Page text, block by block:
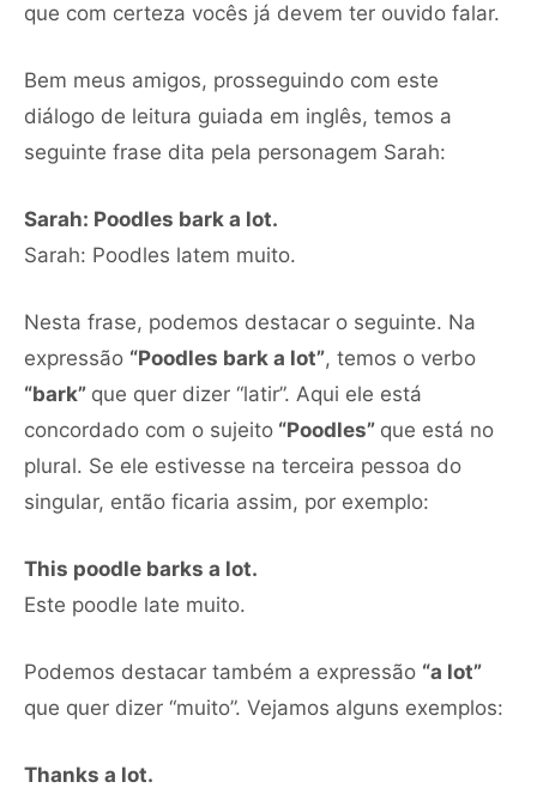
que com certeza vocês já devem ter ouvido falar.
Bem meus amigos, prosseguindo com este
diálogo de leitura guiada em inglês, temos a
seguinte frase dita pela personagem Sarah:
Sarah: Poodles bark a lot.
Sarah: Poodles latem muito.
Nesta frase, podemos destacar o seguinte. Na
expressão “Poodles bark a lot”, temos o verbo
“bark” que quer dizer “latir”. Aqui ele está
concordado com o sujeito “Poodles” que está no
plural. Se ele estivesse na terceira pessoa do
singular, então ficaria assim, por exemplo:
This poodle barks a lot.
Este poodle late muito.
Podemos destacar também a expressão “a lot”
que quer dizer “muito”. Vejamos alguns exemplos:
Thanks a lot.